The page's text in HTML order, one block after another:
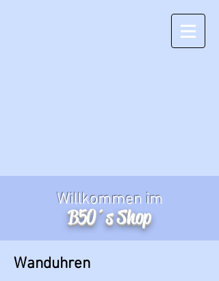
Willkommen im
B50´s Shop
Wanduhren